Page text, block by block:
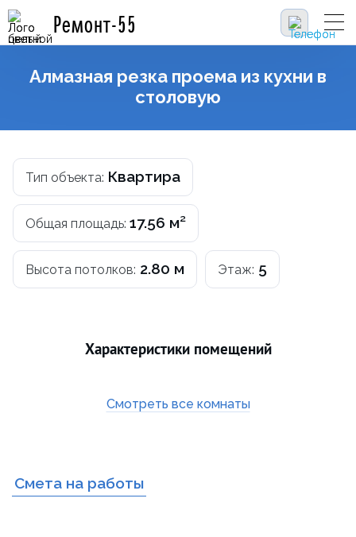
Ремонт-55
Алмазная резка проема из кухни в
столовую
Тип объекта: Квартира
Общая площадь: 17.56 м²
Высота потолков: 2.80 м Этаж: 5
Характеристики помещений
Смотреть все комнаты
Смета на работы